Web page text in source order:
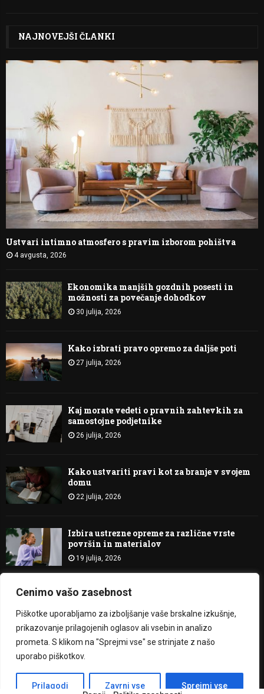
Cenimo vašo zasebnost
Piškotke uporabljamo za izboljšanje vaše brskalne izkušnje,
prikazovanje prilagojenih oglasov ali vsebin in analizo
prometa. S klikom na "Sprejmi vse" se strinjate z našo
uporabo piškotkov.
Prilagodi Zavrni vse Sprejmi vse
NAJNOVEJŠI ČLANKI
Ustvari intimno atmosfero s pravim izborom pohištva
4 avgusta, 2026
Ekonomika manjših gozdnih posesti in
možnosti za povečanje dohodkov
30 julija, 2026
Kako izbrati pravo opremo za daljše poti
27 julija, 2026
Kaj morate vedeti o pravnih zahtevkih za
samostojne podjetnike
26 julija, 2026
Kako ustvariti pravi kot za branje v svojem
domu
22 julija, 2026
Izbira ustrezne opreme za različne vrste
površin in materialov
19 julija, 2026
O nas Kontakt